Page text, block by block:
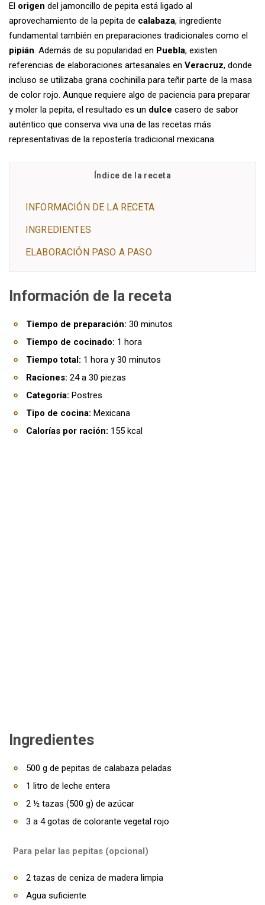
El origen del jamoncillo de pepita está ligado al
aprovechamiento de la pepita de calabaza, ingrediente
fundamental también en preparaciones tradicionales como el
pipián. Además de su popularidad en Puebla, existen
referencias de elaboraciones artesanales en Veracruz, donde
incluso se utilizaba grana cochinilla para teñir parte de la masa
de color rojo. Aunque requiere algo de paciencia para preparar
y moler la pepita, el resultado es un dulce casero de sabor
auténtico que conserva viva una de las recetas más
representativas de la repostería tradicional mexicana.
Índice de la receta
INFORMACIÓN DE LA RECETA
INGREDIENTES
ELABORACIÓN PASO A PASO
Información de la receta
Tiempo de preparación: 30 minutos
Tiempo de cocinado: 1 hora
Tiempo total: 1 hora y 30 minutos
Raciones: 24 a 30 piezas
Categoría: Postres
Tipo de cocina: Mexicana
Calorías por ración: 155 kcal
Ingredientes
500 g de pepitas de calabaza peladas
1 litro de leche entera
2 ½ tazas (500 g) de azúcar
3 a 4 gotas de colorante vegetal rojo
Para pelar las pepitas (opcional)
2 tazas de ceniza de madera limpia
Agua suficiente